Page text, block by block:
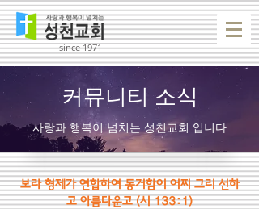
since 1971
커뮤니티 소식
사랑과 행복이 넘치는 성천교회 입니다
보라 형제가 연합하여 동거함이 어찌 그리 선하
고 아름다운고(시 133:1)